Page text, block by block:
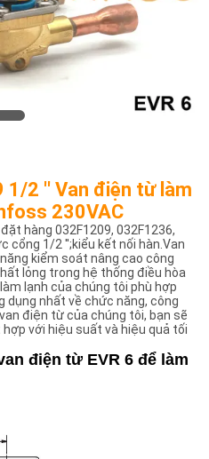
1/2 '' Van điện từ làm
230VAC
hàng 032F1209, 032F1236,
cổng 1/2 '';kiểu kết nối hàn.Van
kiểm soát nâng cao công
lỏng trong hệ thống điều hòa
lạnh của chúng tôi phù hợp
dụng nhất về chức năng, công
điện từ của chúng tôi, bạn sẽ
với hiệu suất và hiệu quả tối
điện từ EVR 6 để làm